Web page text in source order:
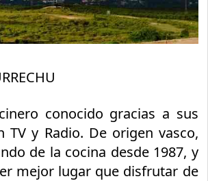
conocido gracias a sus
TV y Radio. De origen vasco,
de la cocina desde 1987, y
mejor lugar que disfrutar de